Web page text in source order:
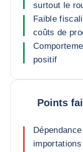
surtout le
Faible
coûts de
positif
Points